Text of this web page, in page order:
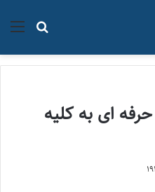
جستجو
ای به کلیه